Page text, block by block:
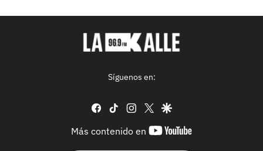
Síguenos en:
facebook
tiktok instagram
twittergoogle
Más contenido en
youtube-